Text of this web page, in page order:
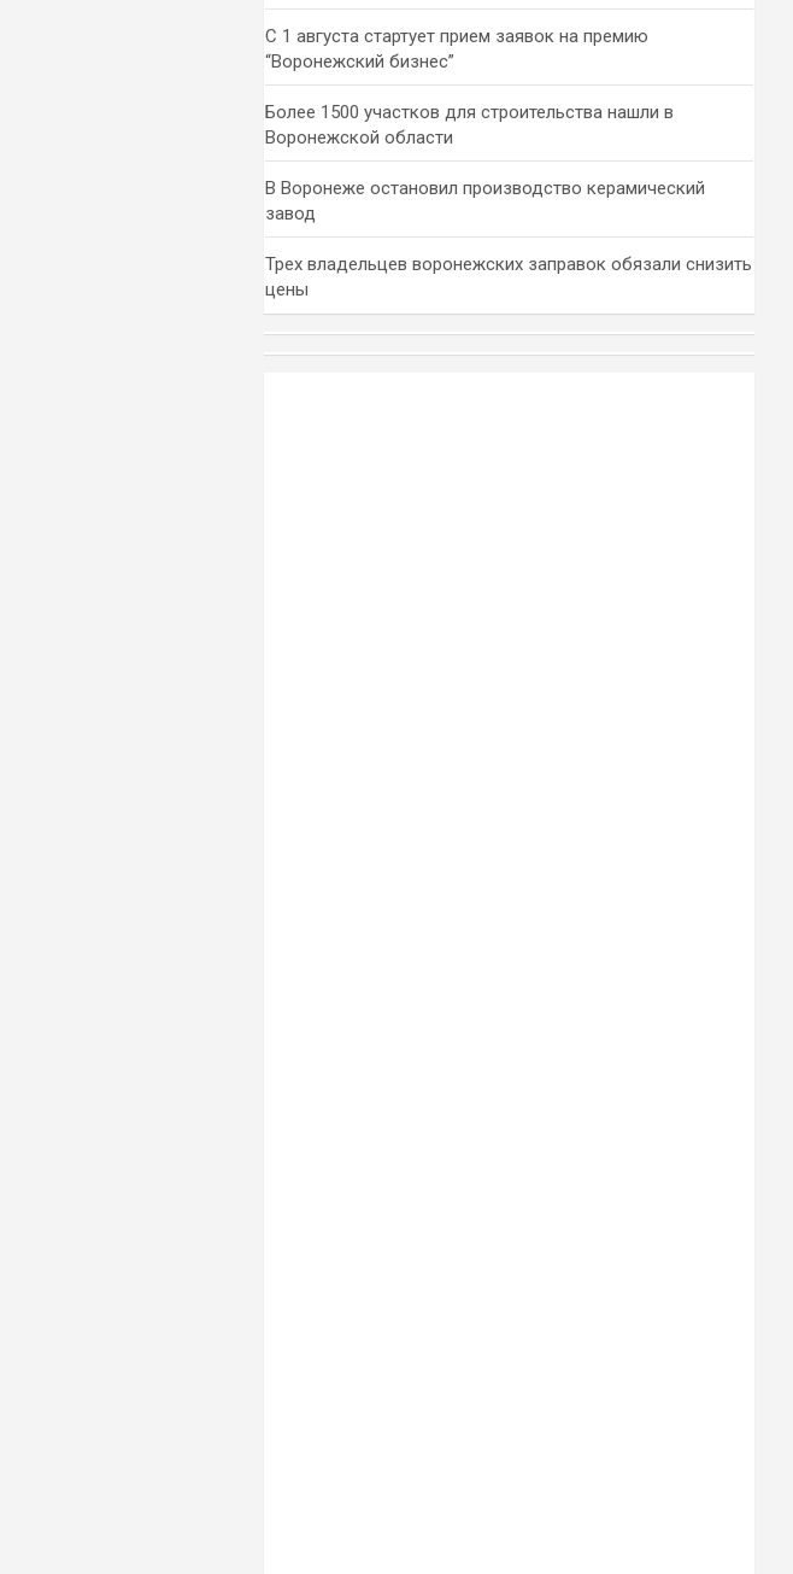
С 1 августа стартует прием заявок на премию
“Воронежский бизнес”
Более 1500 участков для строительства нашли в
Воронежской области
В Воронеже остановил производство керамический
завод
Трех владельцев воронежских заправок обязали снизить
цены